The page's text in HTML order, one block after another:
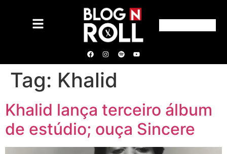
Tag: Khalid
Khalid lança terceiro álbum
de estúdio; ouça Sincere